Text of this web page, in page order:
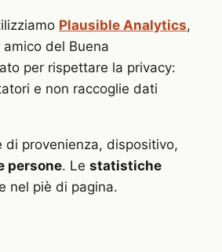
Plausible Analytics,
del Buena
per rispettare la privacy:
e non raccoglie dati
provenienza, dispositivo,
persone. Le statistiche
nel piè di pagina.